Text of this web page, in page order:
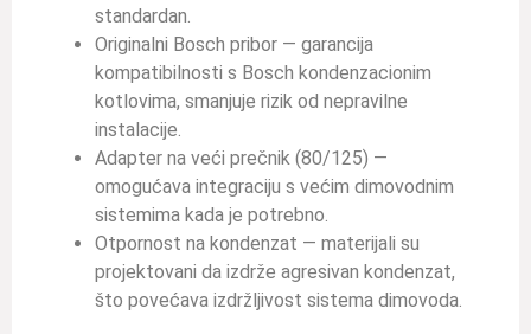
standardan.
Originalni Bosch pribor — garancija
kompatibilnosti s Bosch kondenzacionim
kotlovima, smanjuje rizik od nepravilne
instalacije.
Adapter na veći prečnik (80/125) —
omogućava integraciju s većim dimovodnim
sistemima kada je potrebno.
Otpornost na kondenzat — materijali su
projektovani da izdrže agresivan kondenzat,
što povećava izdržljivost sistema dimovoda.